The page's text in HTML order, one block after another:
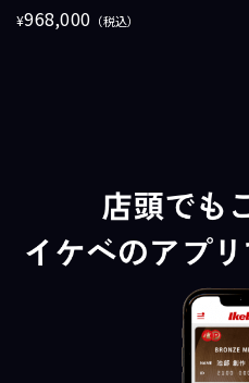
¥968,000 （税込）